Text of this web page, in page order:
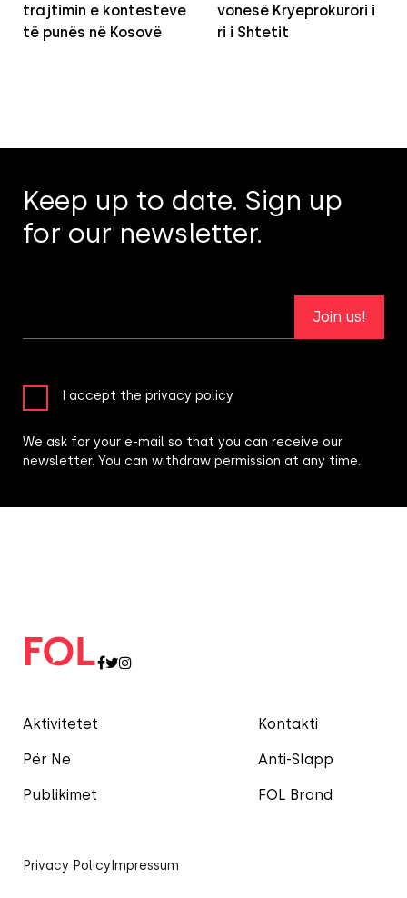
trajtimin e kontesteve
të punës në Kosovë
vonesë Kryeprokurori i
ri i Shtetit
Aktivitetet
Për Ne
Publikimet
Kontakti
Anti-Slapp
FOL Brand
Privacy Policy Impressum
Keep up to date. Sign up
for our newsletter.
Join us!
I accept the privacy policy
We ask for your e-mail so that you can receive our
newsletter. You can withdraw permission at any time.